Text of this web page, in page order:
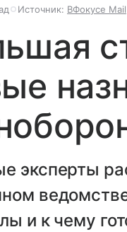
Источник: ВФокусе Mail
эксперты
и к чему